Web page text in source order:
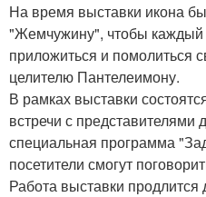
На время выставки икона
"Жемчужину", чтобы
приложиться и помолиться
целителю Пантелеимону.
В рамках выставки
встречи с
специальная программа
посетители смогут
Работа выставки